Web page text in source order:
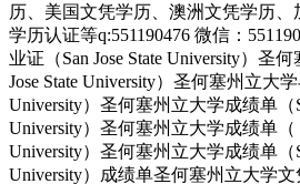
历、美国文凭学历、澳洲文凭学历
学历认证等q:551190476 微信：
业证（San Jose State University）圣
Jose State University）圣何塞州立大学
University）圣何塞州立大学成绩单（
University）圣何塞州立大学成绩单（
University）圣何塞州立大学成绩单（
University）成绩单圣何塞州立大学文